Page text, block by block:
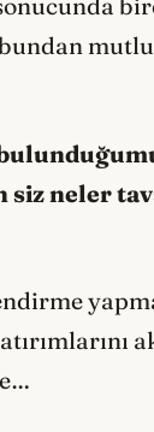
bundan
siz neler